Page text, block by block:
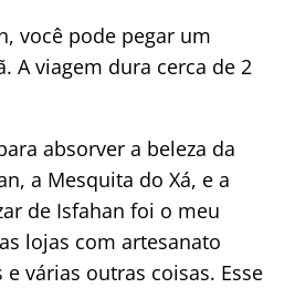
você pode pegar um
A viagem dura cerca de 2
absorver a beleza da
a Mesquita do Xá, e a
de Isfahan foi o meu
lojas com artesanato
várias outras coisas. Esse